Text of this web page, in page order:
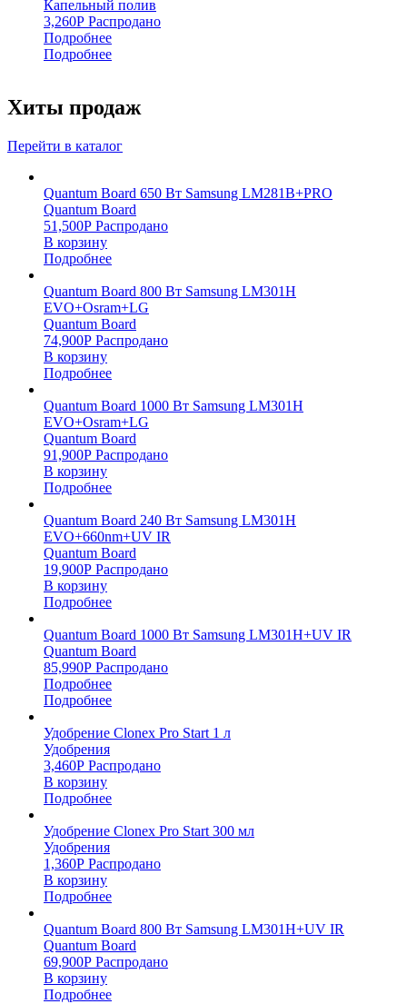
Капельный полив
3,260Р Распродано
Подробнее
Подробнее
Хиты продаж
Перейти в каталог
Quantum Board 650 Вт Samsung LM281B+PRO
Quantum Board
51,500Р Распродано
В корзину
Подробнее
Quantum Board 800 Вт Samsung LM301H
EVO+Osram+LG
Quantum Board
74,900Р Распродано
В корзину
Подробнее
Quantum Board 1000 Вт Samsung LM301H
EVO+Osram+LG
Quantum Board
91,900Р Распродано
В корзину
Подробнее
Quantum Board 240 Вт Samsung LM301H
EVO+660nm+UV IR
Quantum Board
19,900Р Распродано
В корзину
Подробнее
Quantum Board 1000 Вт Samsung LM301H+UV IR
Quantum Board
85,990Р Распродано
Подробнее
Подробнее
Удобрение Clonex Pro Start 1 л
Удобрения
3,460Р Распродано
В корзину
Подробнее
Удобрение Clonex Pro Start 300 мл
Удобрения
1,360Р Распродано
В корзину
Подробнее
Quantum Board 800 Вт Samsung LM301H+UV IR
Quantum Board
69,900Р Распродано
В корзину
Подробнее